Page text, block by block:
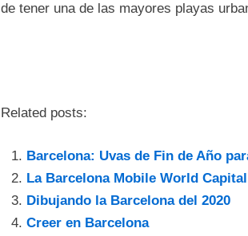
de tener una de las mayores playas
Related posts:
Barcelona: Uvas de Fin de Año
La Barcelona Mobile World
Dibujando la Barcelona del 2020
Creer en Barcelona